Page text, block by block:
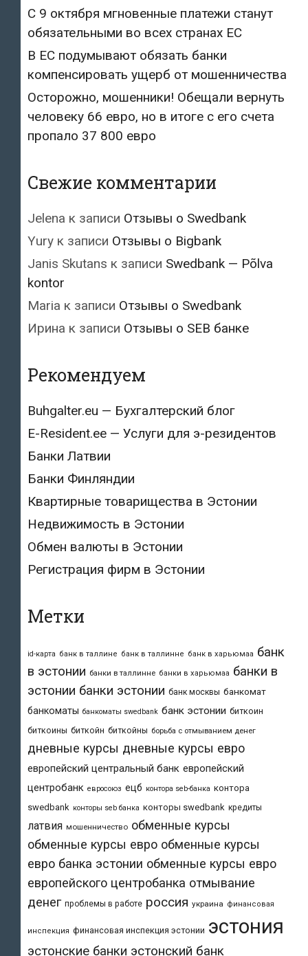
С 9 октября мгновенные платежи станут
обязательными во всех странах ЕС
В ЕС подумывают обязать банки
компенсировать ущерб от мошенничества
Осторожно, мошенники! Обещали вернуть
человеку 66 евро, но в итоге с его счета
пропало 37 800 евро
Свежие комментарии
Jelena к записи Отзывы о Swedbank
Yury к записи Отзывы о Bigbank
Janis Skutans к записи Swedbank — Põlva
kontor
Maria к записи Отзывы о Swedbank
Ирина к записи Отзывы о SEB банке
Рекомендуем
Buhgalter.eu — Бухгалтерский блог
E-Resident.ee — Услуги для э-резидентов
Банки Латвии
Банки Финляндии
Квартирные товарищества в Эстонии
Недвижимость в Эстонии
Обмен валюты в Эстонии
Регистрация фирм в Эстонии
Метки
id-карта банк в таллине банк в таллинне банк в харьюмаа банк
в эстонии банки в таллинне банки в харьюмаа банки в
эстонии банки эстонии банк москвы банкомат
банкоматы банкоматы swedbank банк эстонии биткоин
биткоины биткойн биткойны борьба с отмыванием денег
дневные курсы дневные курсы евро
европейский центральный банк европейский
центробанк евросоюз ецб контора seb-банка контора
swedbank конторы seb банка конторы swedbank кредиты
латвия мошенничество обменные курсы
обменные курсы евро обменные курсы
евро банка эстонии обменные курсы евро
европейского центробанка отмывание
денег проблемы в работе россия украина финансовая
инспекция финансовая инспекция эстонии эстония
эстонские банки эстонский банк